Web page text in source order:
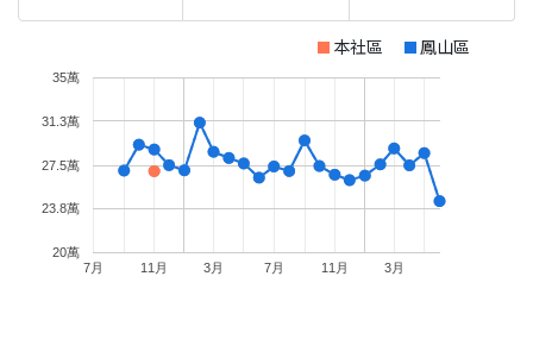
本社區 鳳山區
7月 11月 3月 7月 11月 3月
20萬
23.8萬
27.5萬
31.3萬
35萬